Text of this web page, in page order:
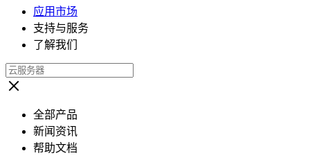
应用市场
支持与服务
了解我们
全部产品
新闻资讯
帮助文档